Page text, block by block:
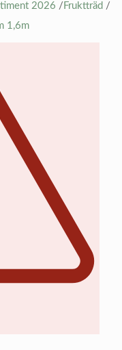
2026 / Fruktträd /
1,6m